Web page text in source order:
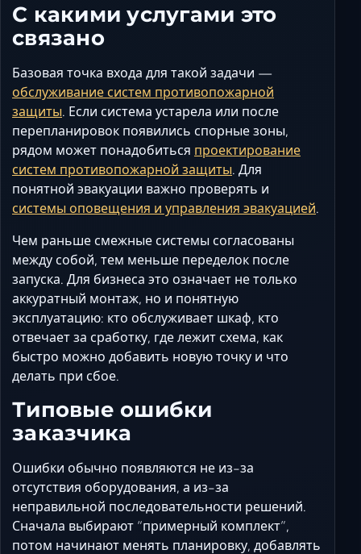
С какими услугами это
связано
Базовая точка входа для такой задачи —
обслуживание систем противопожарной
защиты. Если система устарела или после
перепланировок появились спорные зоны,
рядом может понадобиться проектирование
систем противопожарной защиты. Для
понятной эвакуации важно проверять и
системы оповещения и управления эвакуацией.
Чем раньше смежные системы согласованы
между собой, тем меньше переделок после
запуска. Для бизнеса это означает не только
аккуратный монтаж, но и понятную
эксплуатацию: кто обслуживает шкаф, кто
отвечает за сработку, где лежит схема, как
быстро можно добавить новую точку и что
делать при сбое.
Типовые ошибки
заказчика
Ошибки обычно появляются не из-за
отсутствия оборудования, а из-за
неправильной последовательности решений.
Сначала выбирают “примерный комплект”,
потом начинают менять планировку, добавлять